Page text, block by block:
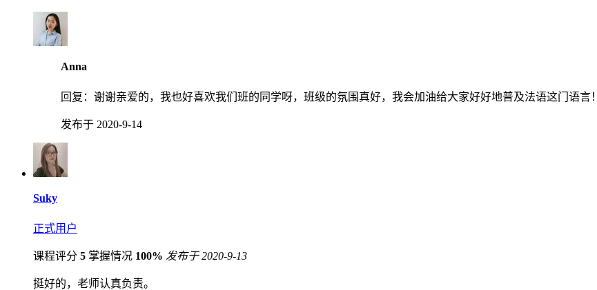
Anna
回复： 谢谢亲爱的，我也好喜欢我们班的同学呀，班级的氛围真好，我会加油给大家好好地普及法语这门语言！
发布于 2020-9-14
Suky
正式用户
课程评分 5 掌握情况 100% 发布于 2020-9-13
挺好的，老师认真负责。